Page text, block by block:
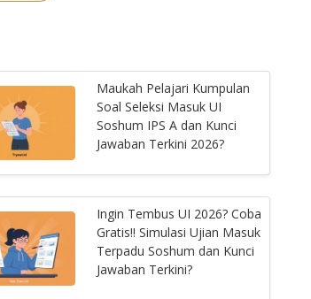
Maukah Pelajari Kumpulan
Soal Seleksi Masuk UI
Soshum IPS A dan Kunci
Jawaban Terkini 2026?
Ingin Tembus UI 2026? Coba
Gratis!! Simulasi Ujian Masuk
Terpadu Soshum dan Kunci
Jawaban Terkini?